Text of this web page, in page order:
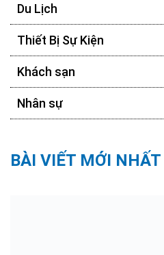
Du Lịch
Thiết Bị Sự Kiện
Khách sạn
Nhân sự
BÀI VIẾT MỚI NHẤT